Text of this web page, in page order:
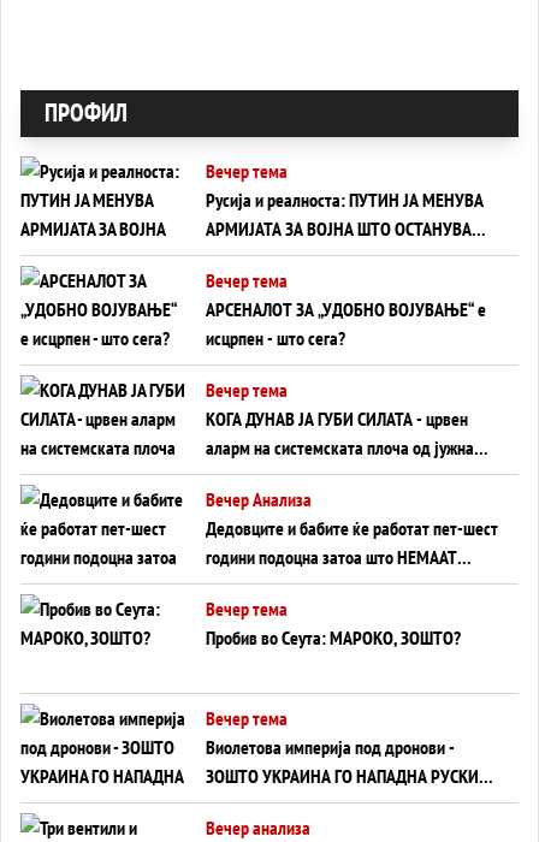
ПРОФИЛ
Вечер тема
Русија и реалноста: ПУТИН ЈА МЕНУВА
АРМИЈАТА ЗА ВОЈНА ШТО ОСТАНУВА
БЕЗ ФРОНТ
Вечер тема
АРСЕНАЛОТ ЗА „УДОБНО ВОЈУВАЊЕ“ е
исцрпен - што сега?
Вечер тема
КОГА ДУНАВ ЈА ГУБИ СИЛАТА - црвен
аларм на системската плоча од јужна
Германија до Црното Море...
Вечер Анализа
Дедовците и бабите ќе работат пет-шест
години подоцна затоа што НЕМААТ
ВНУЦИ ДА ГИ ЗАМЕНАТ
Вечер тема
Пробив во Сеута: МАРОКО, ЗОШТО?
Вечер тема
Виолетова империја под дронови -
ЗОШТО УКРАИНА ГО НАПАДНА РУСКИОТ
WILDBERRIES
Вечер анализа